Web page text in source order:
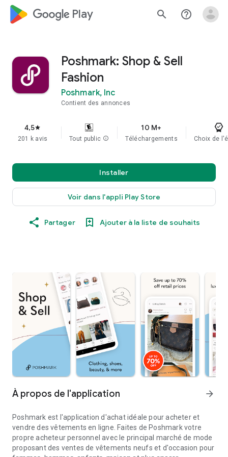
google_logo Play search help_outline
Poshmark: Shop & Sell
Fashion
Poshmark, Inc
Contient des annonces
4,5star
201 k avis Tout public info
10 M+
Téléchargements Choix de
Installer
Voir dans l'appli Play Store
Partager Ajouter à la liste de souhaits
À propos de l'application arrow_forward
Poshmark est l'application d'achat idéale pour acheter et
vendre des vêtements en ligne. Faites de Poshmark votre
propre acheteur personnel avec le principal marché de mode
proposant des ventes de vêtements neufs et d'occasion pour